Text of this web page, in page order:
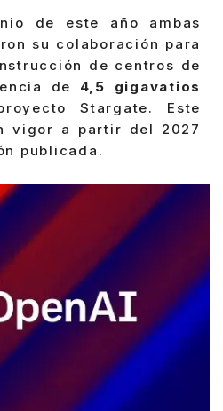
de este año ambas
su colaboración para
de centros de
de
4,5 gigavatios
Stargate. Este
vigor a partir del 2027
publicada.